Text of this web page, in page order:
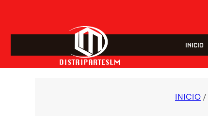
INICIO
INICIO /